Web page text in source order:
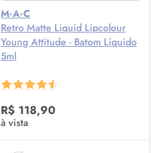
M·A·C
Retro Matte Liquid Lipcolour
Young Attitude - Batom Líquido
5ml
R$ 118,90
à vista